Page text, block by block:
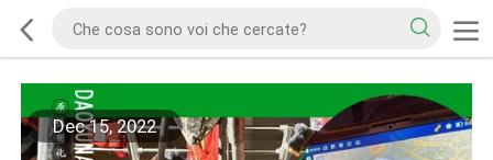
Dec 15, 2022